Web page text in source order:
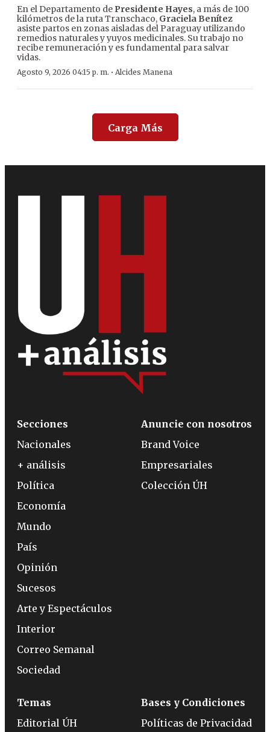
En el Departamento de Presidente Hayes, a más de 100
kilómetros de la ruta Transchaco, Graciela Benítez
asiste partos en zonas aisladas del Paraguay utilizando
remedios naturales y yuyos medicinales. Su trabajo no
recibe remuneración y es fundamental para salvar
vidas.
Agosto 9, 2026 04:15 p. m. · Alcides Manena
Carga Más
Secciones
Nacionales
+ análisis
Política
Economía
Mundo
País
Opinión
Sucesos
Arte y Espectáculos
Interior
Correo Semanal
Sociedad
Anuncie con nosotros
Brand Voice
Empresariales
Colección ÚH
Temas
Editorial ÚH
Bases y Condiciones
Políticas de Privacidad